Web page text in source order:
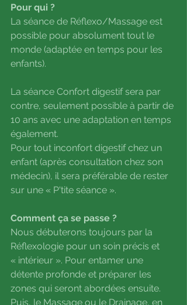
Pour qui ?
La séance de Réflexo/Massage est
possible pour absolument tout le
monde (adaptée en temps pour les
enfants).
La séance Confort digestif sera par
contre, seulement possible à partir de
10 ans avec une adaptation en temps
également.
Pour tout inconfort digestif chez un
enfant (après consultation chez son
médecin), il sera préférable de rester
sur une « P'tite séance ».
Comment ça se passe ?
Nous débuterons toujours par la
Réflexologie pour un soin précis et
« intérieur ». Pour entamer une
détente profonde et préparer les
zones qui seront abordées ensuite.
Puis, le Massage ou le Drainage, en